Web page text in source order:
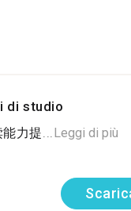
di studio
力提...Leggi di più